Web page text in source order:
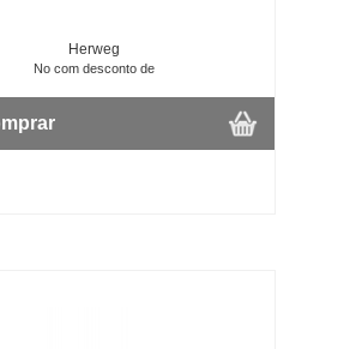
Herweg
No com desconto de